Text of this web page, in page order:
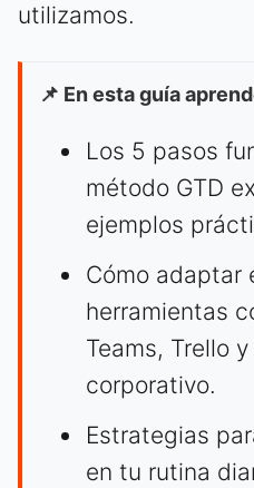
utilizamos.
📌 En esta guía
Los 5 pasos
método GTD
ejemplos
Cómo adaptar
herramientas
Teams, Trello
corporativo.
Estrategias
en tu rutina